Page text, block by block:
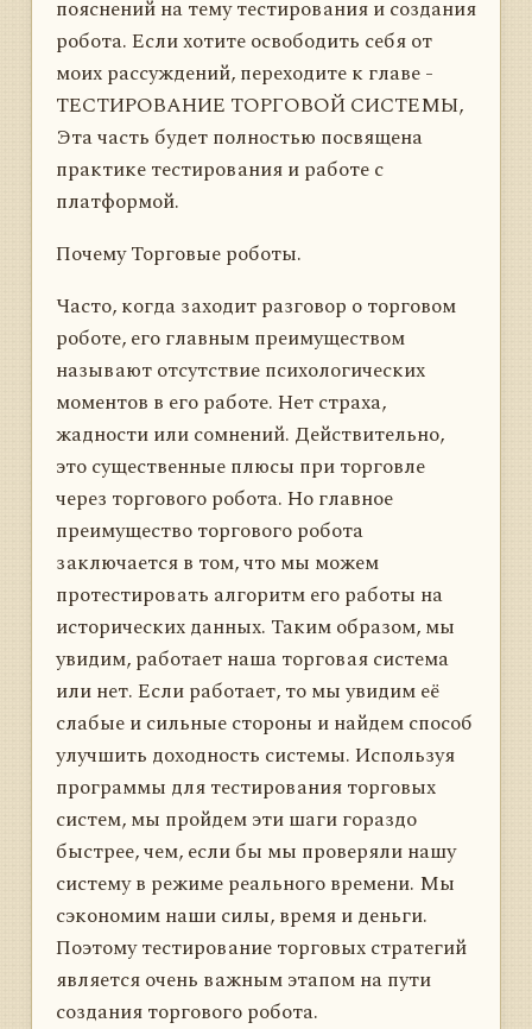
пояснений на тему тестирования и создания
робота. Если хотите освободить себя от
моих рассуждений, переходите к главе -
ТЕСТИРОВАНИЕ ТОРГОВОЙ СИСТЕМЫ,
Эта часть будет полностью посвящена
практике тестирования и работе с
платформой.
Почему Торговые роботы.
Часто, когда заходит разговор о торговом
роботе, его главным преимуществом
называют отсутствие психологических
моментов в его работе. Нет страха,
жадности или сомнений. Действительно,
это существенные плюсы при торговле
через торгового робота. Но главное
преимущество торгового робота
заключается в том, что мы можем
протестировать алгоритм его работы на
исторических данных. Таким образом, мы
увидим, работает наша торговая система
или нет. Если работает, то мы увидим её
слабые и сильные стороны и найдем способ
улучшить доходность системы. Используя
программы для тестирования торговых
систем, мы пройдем эти шаги гораздо
быстрее, чем, если бы мы проверяли нашу
систему в режиме реального времени. Мы
сэкономим наши силы, время и деньги.
Поэтому тестирование торговых стратегий
является очень важным этапом на пути
создания торгового робота.